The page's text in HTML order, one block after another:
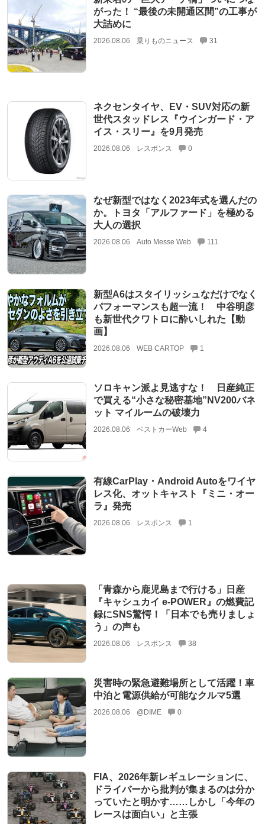
がった！ “最後の未開通区間”の工事が
大詰めに
2026.08.06 乗りものニュース 31
ネクセンタイヤ、EV・SUV対応の新
世代スタッドレス『ウインガード・ア
イス・スリー』を9月発売
2026.08.06 レスポンス 0
なぜ新型ではなく2023年式を選んだの
か。トヨタ「アルファード」を極める
大人の選択
2026.08.06 Auto Messe Web 111
新型A6はスタイリッシュなだけでなく
パフォーマンスも超一流！ 中谷明彦
も新世代クワトロに酔いしれた【動
画】
2026.08.06 WEB CARTOP 1
ソロキャン派よ見逃すな！ 日産純正
で買える“小さな秘密基地”NV200バネ
ット マイルームの破壊力
2026.08.06 ベストカーWeb 4
有線CarPlay・Android Autoをワイヤ
レス化、オットキャスト『ミニ・オー
ラ』発売
2026.08.06 レスポンス 1
「青森から鹿児島まで行ける」日産
『キャシュカイ e-POWER』の燃費記
録にSNS驚愕！「日本でも売りましょ
う」の声も
2026.08.06 レスポンス 38
災害時の緊急避難場所として活躍！車
中泊と電源供給が可能なクルマ5選
2026.08.06 @DIME 0
FIA、2026年新レギュレーションに、
ドライバーから批判が集まるのは分か
っていたと明かす……しかし「今年の
レースは面白い」と主張